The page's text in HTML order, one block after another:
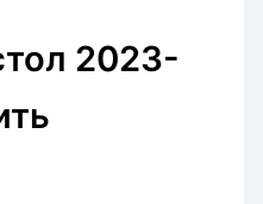
2023-